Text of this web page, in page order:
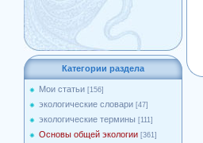
Категории раздела
Мои статьи [156]
экологические словари [47]
экологические термины [111]
Основы общей экологии [361]